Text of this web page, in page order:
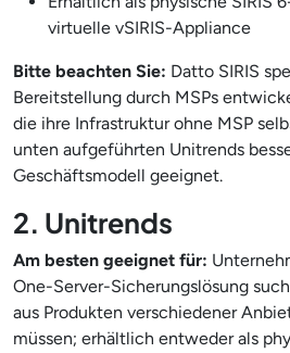
virtuelle vSIRIS-Appliance
Bitte beachten Sie: Datto SIRIS
Bereitstellung durch MSPs
die ihre Infrastruktur ohne MSP
unten aufgeführten Unitrends
Geschäftsmodell geeignet.
2. Unitrends
Am besten geeignet für:
One-Server-Sicherungslösung
aus Produkten verschiedener
müssen; erhältlich entweder als